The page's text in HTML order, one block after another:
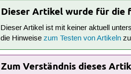
Dieser Artikel wurde für die
Dieser Artikel ist mit keiner aktuell
die Hinweisezum Testen von Artikeln
Zum Verständnis dieses